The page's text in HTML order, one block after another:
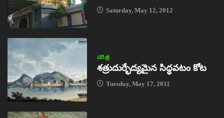
Saturday, May 12, 2012
చరిత్ర
శత్రుదుర్భేద్యమైన సిద్ధవటం కోట
Tuesday, May 17, 2011